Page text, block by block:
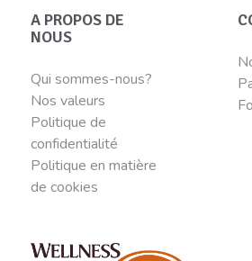
A PROPOS DE
NOUS
Qui sommes-nous?
Nos valeurs
Politique de
confidentialité
Politique en matière
de cookies